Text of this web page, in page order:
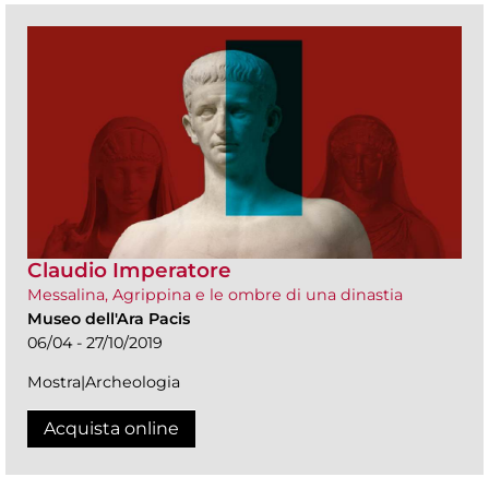
Claudio Imperatore
Messalina, Agrippina e le ombre di una dinastia
Museo dell'Ara Pacis
06/04 - 27/10/2019
Mostra|Archeologia
Acquista online